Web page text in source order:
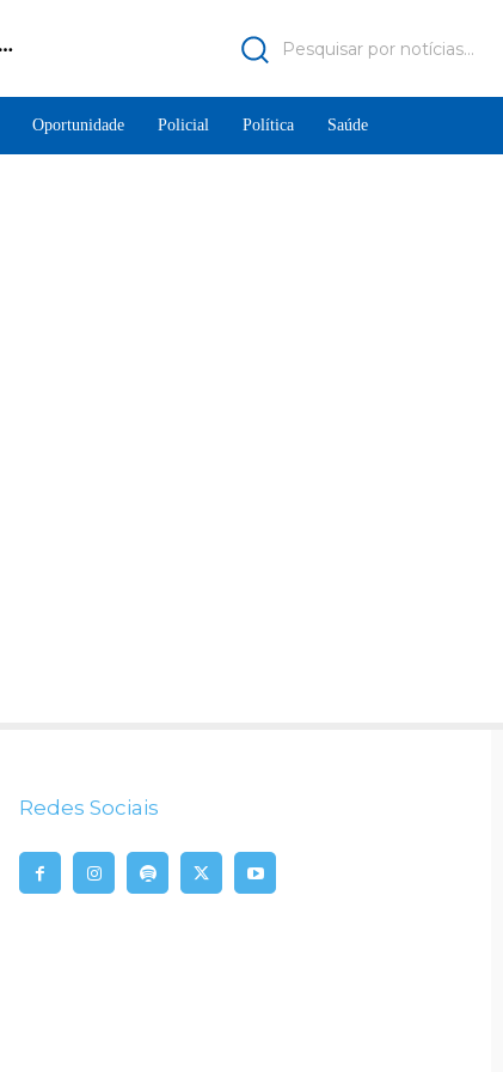
Pesquisar por notícias...
Oportunidade Policial Política Saúde
Redes Sociais